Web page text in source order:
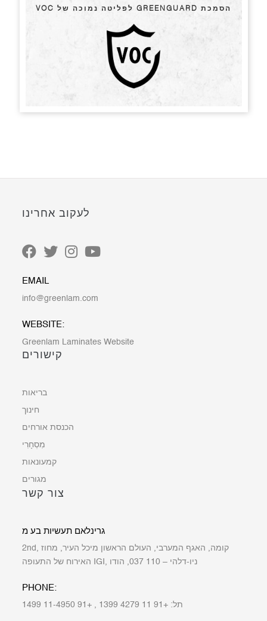
הסמכת GREENGUARD לפליטה נמוכה של VOC
לעקוב אחרינו
EMAIL
info@greenlam.com
WEBSITE:
Greenlam Laminates Website
קישורים
בריאות
חינוך
הכנסת אורחים
מִסְחָרִי
קמעונאות
מגורים
צור קשר
גרינלאם תעשיות בע מ
2nd, קומה, האגף המערבי, העולם הראשון מיכל העיר, מחוז
האירוח של התעופה IGI, ניו-דלהי – 110 037, הודו
PHONE:
תל: +91 11 4279 1399 , +91 11-4950 1499